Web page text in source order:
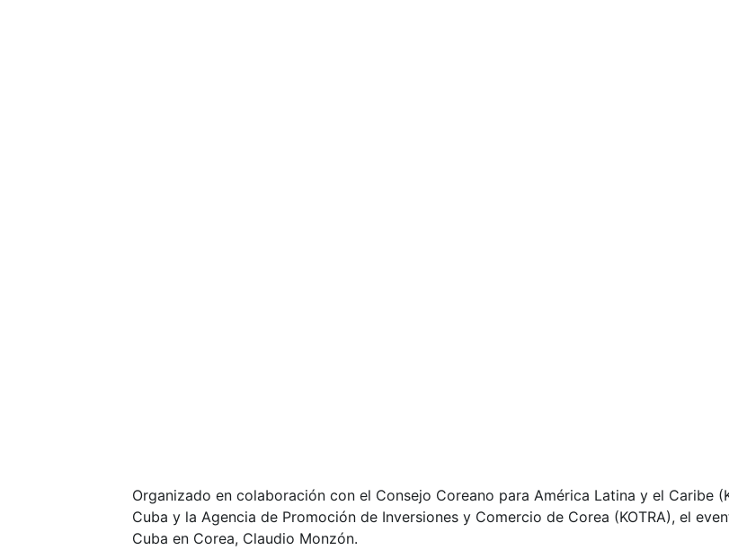
Organizado en colaboración con el Consejo Coreano para América Latina y el Caribe
Cuba y la Agencia de Promoción de Inversiones y Comercio de Corea (KOTRA), el
Cuba en Corea, Claudio Monzón.